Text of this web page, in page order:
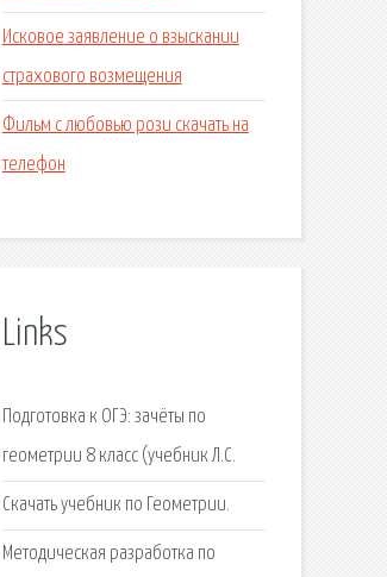
Исковое заявление о взыскании
страхового возмещения
Фильм с любовью рози скачать на
телефон
Links
Подготовка к ОГЭ: зачёты по
геометрии 8 класс (учебник Л.С.
Скачать учебник по Геометрии.
Методическая разработка по